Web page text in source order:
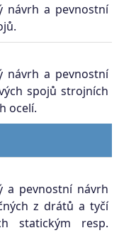
návrh a pevnostní
návrh a pevnostní
spojů strojních
ocelí.
a pevnostní návrh
z drátů a tyčí
statickým resp.